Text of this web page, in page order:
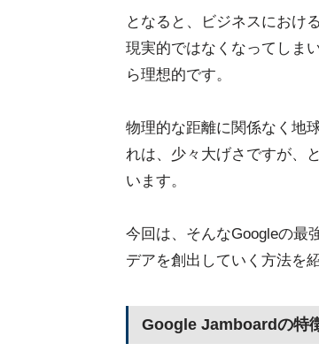
となると、ビジネスにおけ
現実的ではなくなってしま
ら理想的です。
物理的な距離に関係なく地
れは、少々大げさですが、
います。
今回は、そんなGoogleの最
デアを創出していく方法を
Google Jamboardの特